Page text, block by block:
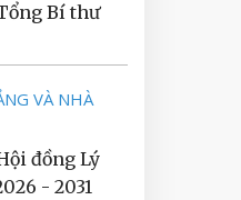
Bí thư
VÀ NHÀ
đồng Lý
- 2031